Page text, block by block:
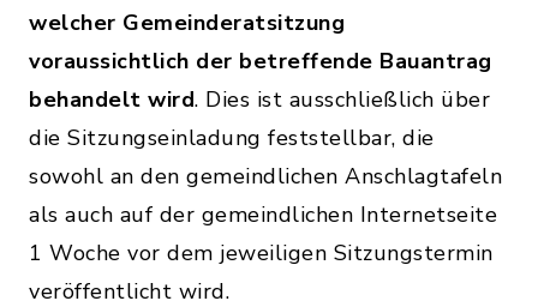
welcher Gemeinderatsitzung
voraussichtlich der betreffende Bauantrag
behandelt wird. Dies ist ausschließlich über
die Sitzungseinladung feststellbar, die
sowohl an den gemeindlichen Anschlagtafeln
als auch auf der gemeindlichen Internetseite
1 Woche vor dem jeweiligen Sitzungstermin
veröffentlicht wird.